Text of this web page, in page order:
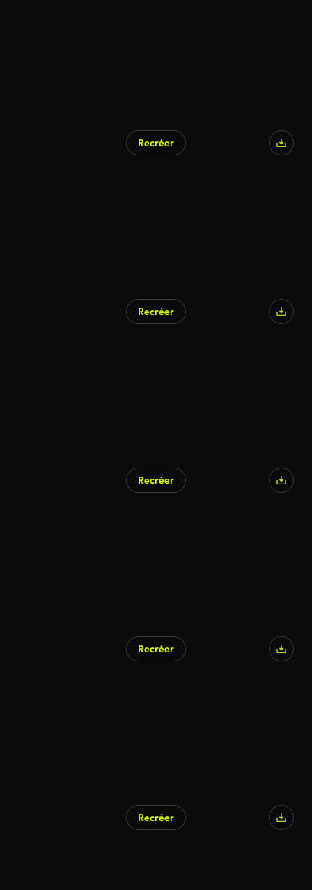
Recréer
Recréer
Recréer
Recréer
Recréer